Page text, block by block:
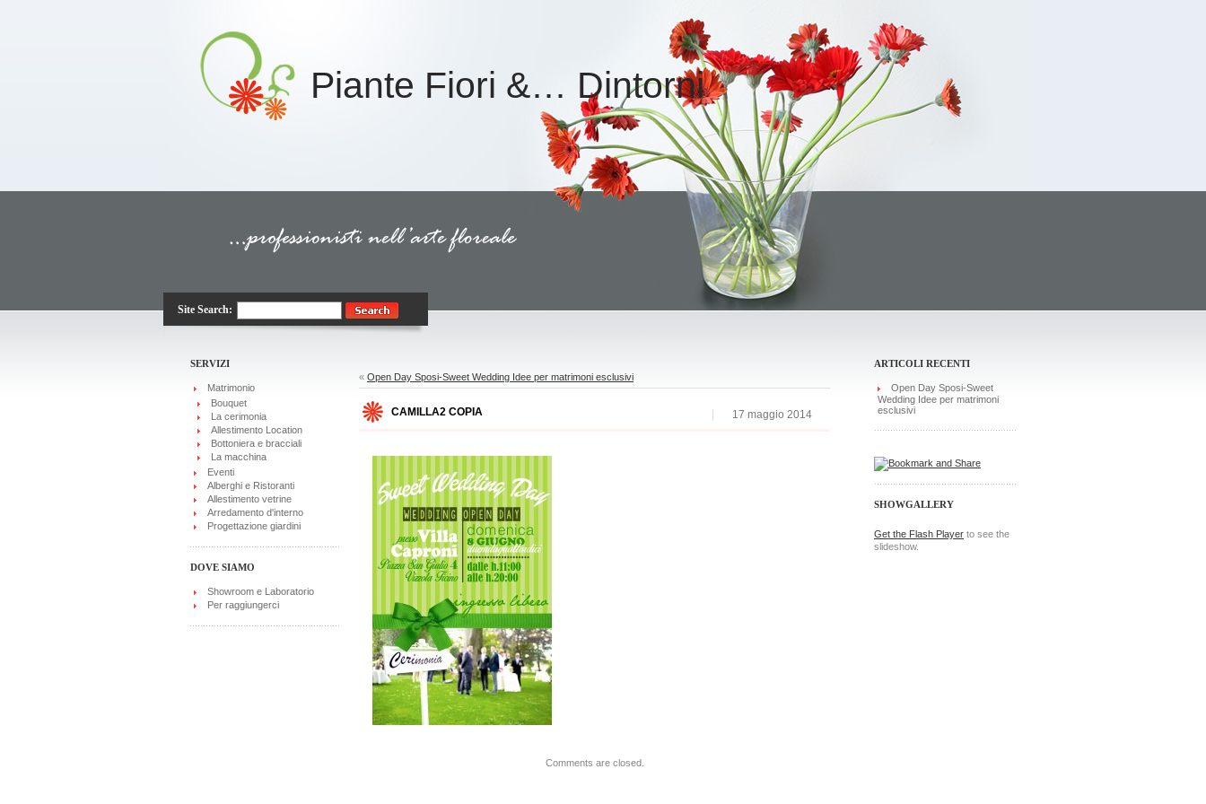
Piante Fiori &… Dintorni
Site Search:
SERVIZI
Matrimonio
Bouquet
La cerimonia
Allestimento Location
Bottoniera e bracciali
La macchina
Eventi
Alberghi e Ristoranti
Allestimento vetrine
Arredamento d'interno
Progettazione giardini
DOVE SIAMO
Showroom e Laboratorio
Per raggiungerci
« Open Day Sposi-Sweet Wedding Idee per matrimoni esclusivi
CAMILLA2 COPIA 17 maggio 2014
Comments are closed.
ARTICOLI RECENTI
Open Day Sposi-Sweet
Wedding Idee per matrimoni
esclusivi
SHOWGALLERY
Get the Flash Player to see the
slideshow.